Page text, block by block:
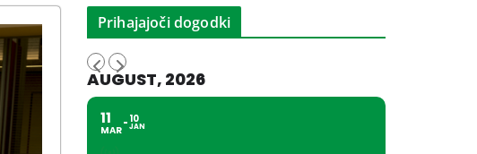
Prihajajoči dogodki
AUGUST, 2026
11
MAR
10
JAN